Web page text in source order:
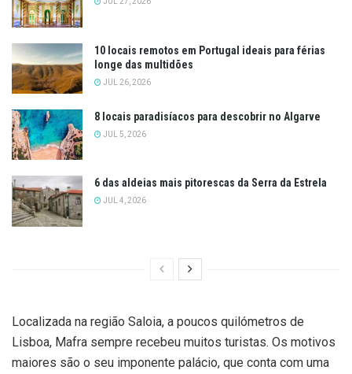
10 locais remotos em Portugal ideais para férias
longe das multidões
JUL 26, 2026
8 locais paradisíacos para descobrir no Algarve
JUL 5, 2026
6 das aldeias mais pitorescas da Serra da Estrela
JUL 4, 2026
Localizada na região Saloia, a poucos quilómetros de
Lisboa, Mafra sempre recebeu muitos turistas. Os motivos
maiores são o seu imponente palácio, que conta com uma